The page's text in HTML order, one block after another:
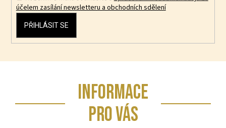
účelem zasílání newsletteru a obchodních sdělení
PŘIHLÁSIT SE
INFORMACE
PRO VÁS